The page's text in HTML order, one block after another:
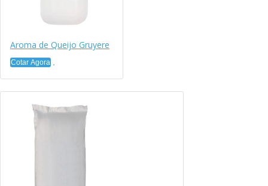
Aroma de Queijo Gruyere
Cotar Agora